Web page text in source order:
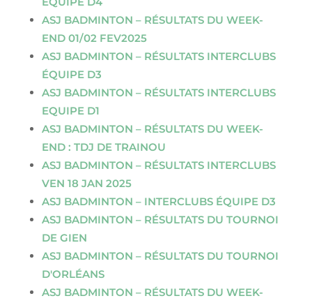
ASJ BADMINTON – RÉSULTATS DU WEEK-
END 01/02 FEV2025
ASJ BADMINTON – RÉSULTATS INTERCLUBS
ÉQUIPE D3
ASJ BADMINTON – RÉSULTATS INTERCLUBS
EQUIPE D1
ASJ BADMINTON – RÉSULTATS DU WEEK-
END : TDJ DE TRAINOU
ASJ BADMINTON – RÉSULTATS INTERCLUBS
VEN 18 JAN 2025
ASJ BADMINTON – INTERCLUBS ÉQUIPE D3
ASJ BADMINTON – RÉSULTATS DU TOURNOI
DE GIEN
ASJ BADMINTON – RÉSULTATS DU TOURNOI
D'ORLÉANS
ASJ BADMINTON – RÉSULTATS DU WEEK-